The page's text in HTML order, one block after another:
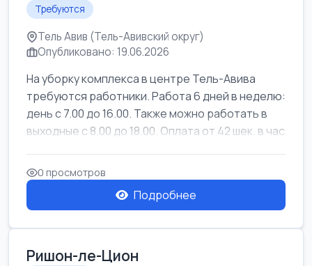
Требуются
Тель Авив (Тель-Авивский округ)
Опубликовано: 19.06.2026
На уборку комплекса в центре Тель-Авива
требуются работники. Работа 6 дней в неделю:
день с 7.00 до 16.00. Также можно работать в
выходные с 8.00 до 18.00. Оплата от 42 шек. в час
0 просмотров
Подробнее
Ришон-ле-Цион